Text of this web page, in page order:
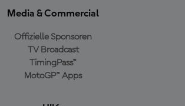
Media & Commercial
Offizielle Sponsoren
TV Broadcast
TimingPass™
MotoGP™ Apps